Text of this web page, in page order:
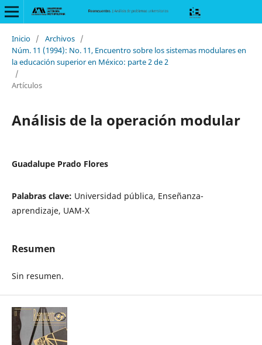
Inicio / Archivos /
Núm. 11 (1994): No. 11, Encuentro sobre los sistemas modulares en
la educación superior en México: parte 2 de 2
/
Artículos
Análisis de la operación modular
Guadalupe Prado Flores
Palabras clave: Universidad pública, Enseñanza-
aprendizaje, UAM-X
Resumen
Sin resumen.